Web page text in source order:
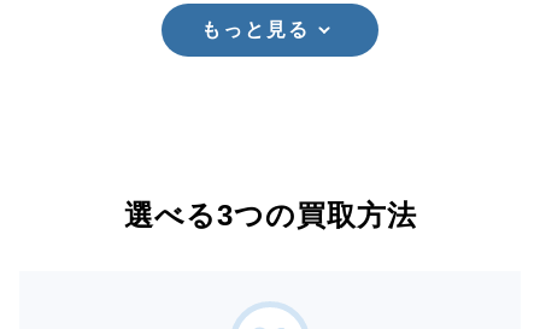
もっと見る
選べる3つの買取方法